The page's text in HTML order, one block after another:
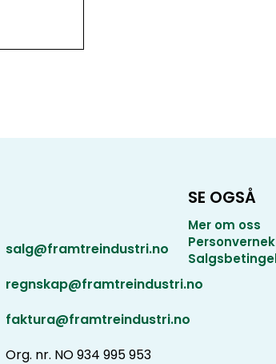
salg@framtreindustri.no
regnskap@framtreindustri.no
faktura@framtreindustri.no
Org. nr. NO 934 995 953
SE OGSÅ
Mer om oss